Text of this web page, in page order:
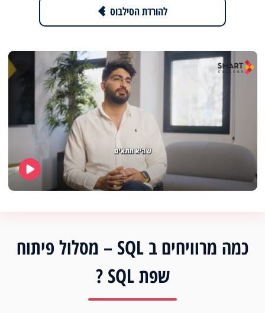
להורדת הסילבוס
כמה מרוויחים ב SQL – מסלול פיתוח
שפת SQL ?